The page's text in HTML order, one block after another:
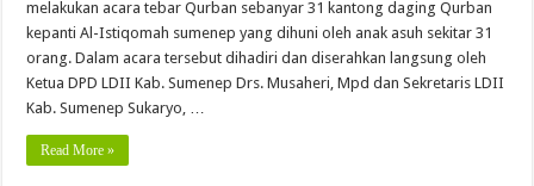
melakukan acara tebar Qurban sebanyar 31 kantong daging Qurban
kepanti Al-Istiqomah sumenep yang dihuni oleh anak asuh sekitar 31
orang. Dalam acara tersebut dihadiri dan diserahkan langsung oleh
Ketua DPD LDII Kab. Sumenep Drs. Musaheri, Mpd dan Sekretaris LDII
Kab. Sumenep Sukaryo, …
Read More »